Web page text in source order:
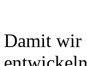
Damit wir